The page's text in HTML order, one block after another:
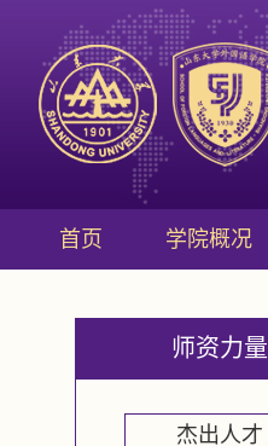
首页 学院概况
师资力量
杰出人才